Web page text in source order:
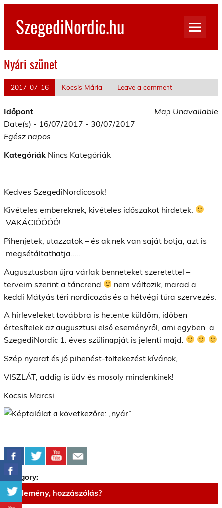
Skip
contentSzegediNordic.hu
Nyári szünet
2017-07-16 Kocsis Mária Leave a comment
Map Unavailable
Időpont
Date(s) - 16/07/2017 - 30/07/2017
Egész napos
Kategóriák Nincs Kategóriák
Kedves SzegediNordicosok!
Kivételes embereknek, kivételes időszakot hirdetek.
VAKÁCIÓÓÓÓ!
Pihenjetek, utazzatok – és akinek van saját botja, azt is
megsétáltathatja…..
Augusztusban újra várlak benneteket szeretettel –
terveim szerint a táncrend
nem változik, marad a
keddi Mátyás téri nordicozás és a hétvégi túra szervezés.
A hírleveleket továbbra is hetente küldöm, időben
értesítelek az augusztusi első eseményről, ami egyben a
SzegediNordic 1. éves szülinapját is jelenti majd.
Szép nyarat és jó pihenést-töltekezést kívánok,
VISZLÁT, addig is üdv és mosoly mindenkinek!
Kocsis Marcsi
Category:
Vélemény, hozzászólás?